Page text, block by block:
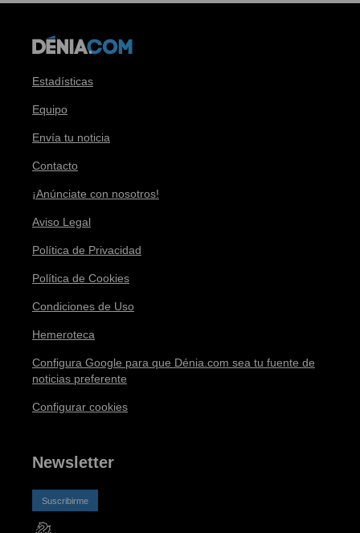
Estadísticas
Equipo
Envía tu noticia
Contacto
¡Anúnciate con nosotros!
Aviso Legal
Política de Privacidad
Política de Cookies
Condiciones de Uso
Hemeroteca
Configura Google para que Dénia.com sea tu fuente de
noticias preferente
Configurar cookies
Newsletter
Suscribirme